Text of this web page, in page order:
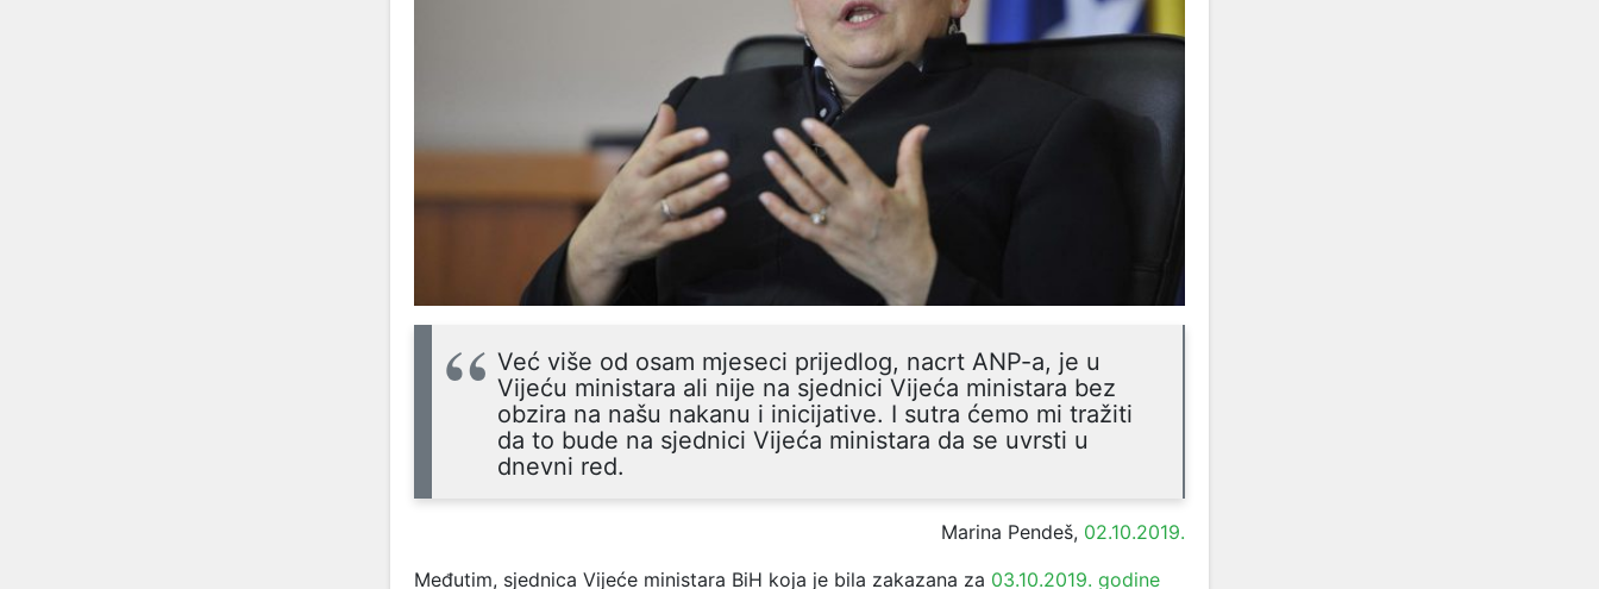
Već više od osam mjeseci prijedlog, nacrt ANP-a, je u
Vijeću ministara ali nije na sjednici Vijeća ministara bez
obzira na našu nakanu i inicijative. I sutra ćemo mi tražiti
da to bude na sjednici Vijeća ministara da se uvrsti u
dnevni red.
Marina Pendeš, 02.10.2019.
Međutim, sjednica Vijeće ministara BiH koja je bila zakazana za 03.10.2019. godine